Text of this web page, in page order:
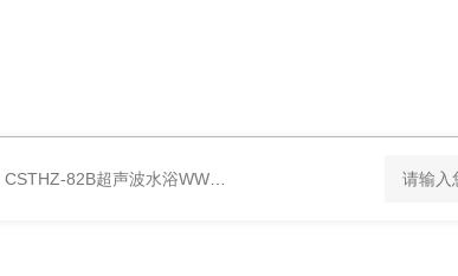
CSTHZ-82B超声波水浴WWW.好色先生 DC-20L低温恒温水浴